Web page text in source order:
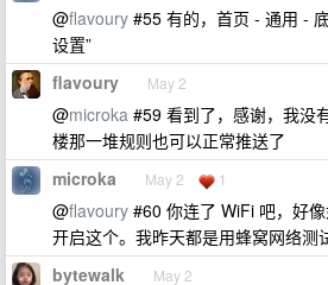
@flavoury #55 有的，首页 - 通用 -
设置”
flavoury May 2
@microka #59 看到了，感谢，我没
楼那一堆规则也可以正常推送了
microka May 2 1
@flavoury #60 你连了 WiFi 吧，好
开启这个。我昨天都是用蜂窝网络测
bytewalk May 2